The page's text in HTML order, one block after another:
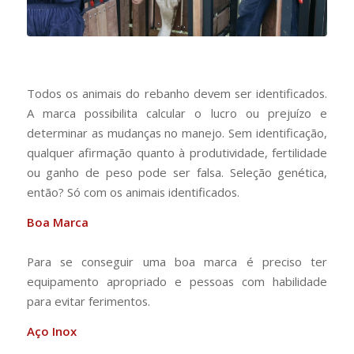
Todos os animais do rebanho devem ser identificados.
A marca possibilita calcular o lucro ou prejuízo e
determinar as mudanças no manejo. Sem identificação,
qualquer afirmação quanto à produtividade, fertilidade
ou ganho de peso pode ser falsa. Seleção genética,
então? Só com os animais identificados.
Boa Marca
Para se conseguir uma boa marca é preciso ter
equipamento apropriado e pessoas com habilidade
para evitar ferimentos.
Aço Inox